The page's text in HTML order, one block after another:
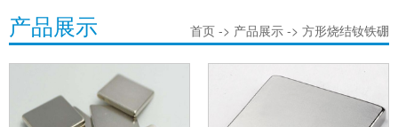
产品展示 首页 -> 产品展示 -> 方形烧结钕铁硼